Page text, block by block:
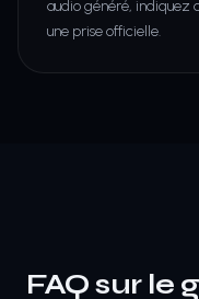
audio généré, indiquez
une prise officielle.
FAQ sur le